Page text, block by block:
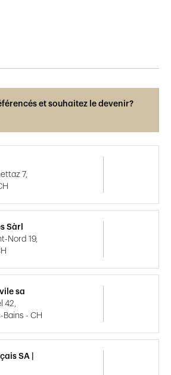
et souhaitez le devenir?
7,
Sàrl
Nord 19,
sa
42,
- CH
SA |